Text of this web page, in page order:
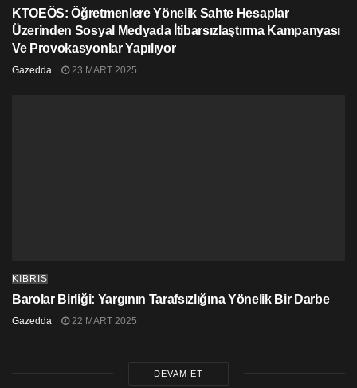
KTOEÖS: Öğretmenlere Yönelik Sahte Hesaplar
Üzerinden Sosyal Medyada İtibarsızlaştırma Kampanyası
Ve Provokasyonlar Yapılıyor
Gazedda 23 MART 2025
KIBRIS
Barolar Birliği: Yargının Tarafsızlığına Yönelik Bir Darbe
Gazedda 22 MART 2025
DEVAM ET